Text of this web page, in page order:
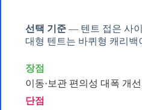
선택 기준 — 텐트 접은 사
대형 텐트는 바퀴형 캐리백
장점
이동·보관 편의성 대폭 개
단점